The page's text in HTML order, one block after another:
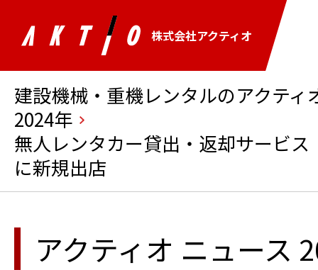
株式会社アクティオ
建設機械・重機レンタルのアクティ
2024年
無人レンタカー貸出・返却サービ
に新規出店
アクティオ ニュース